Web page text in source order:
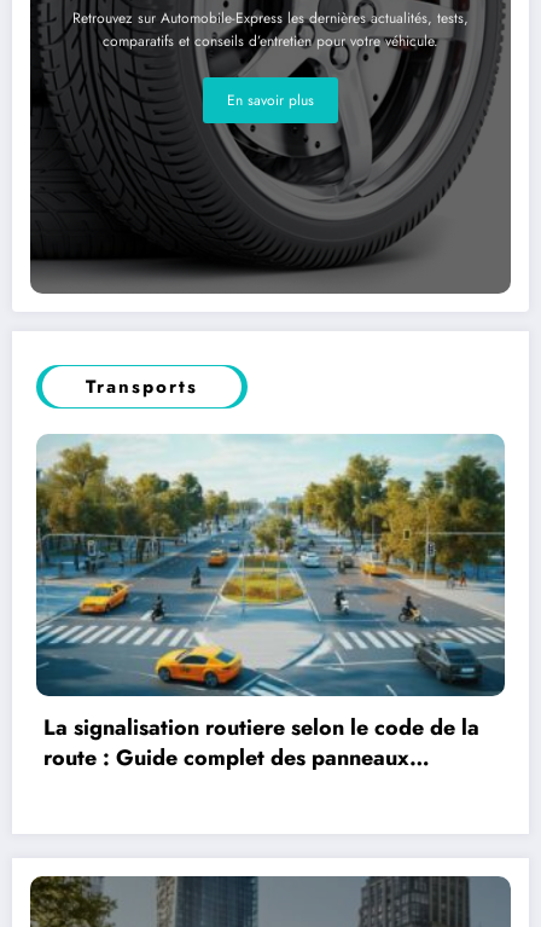
Retrouvez sur Automobile-Express les dernières actualités, tests,
comparatifs et conseils d’entretien pour votre véhicule.
En savoir plus
Transports
La signalisation routiere selon le code de la
route : Guide complet des panneaux